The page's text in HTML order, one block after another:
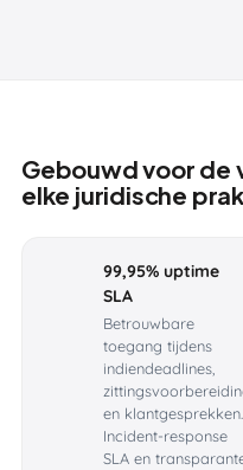
Gebouwd voor de
elke juridische
99,95% uptime
SLA
Betrouwbare
toegang tijdens
indiendeadlines,
en klantgesprekken.
Incident-response
SLA en